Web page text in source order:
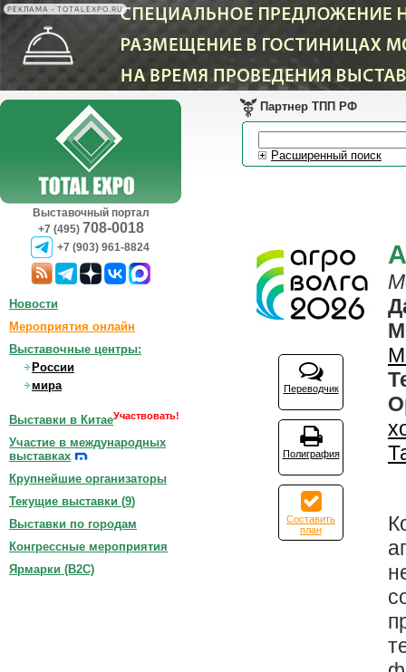
РЕКЛАМА • TOTALEXPO.RU
Выставочный портал
+7 (495) 708-0018
+7 (903) 961-8824
Партнер ТПП РФ
Расширенный поиск
Переводчик
Полиграфия
Составить
план
Новости
Мероприятия онлайн
Выставочные центры:
России
мира
Выставки в КитаеУчаствовать!
Участие в международных
выставках
Крупнейшие организаторы
Текущие выставки (9)
Выставки по городам
Конгрессные мероприятия
Ярмарки (B2C)